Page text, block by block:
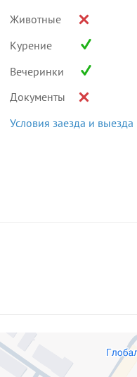
Животные
Курение
Вечеринки
Документы
Условия заезда и выезда